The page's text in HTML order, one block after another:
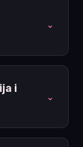
⌄
i
⌄